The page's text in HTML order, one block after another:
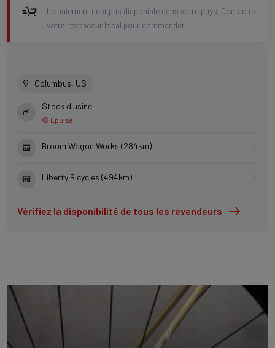
Le paiement n'est pas disponible dans votre pays. Contactez
votre revendeur local pour commander
Columbus, US
Stock d'usine
Épuisé
Broom Wagon Works (284km)
Liberty Bicycles (494km)
Vérifiez la disponibilité de tous les revendeurs